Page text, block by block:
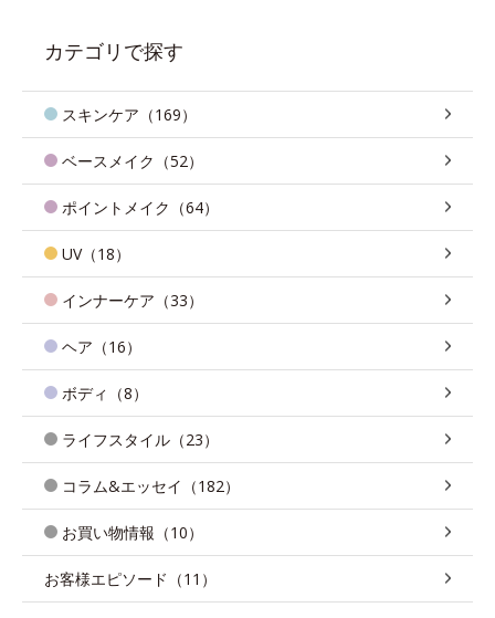
カテゴリで探す
スキンケア（169）
ベースメイク（52）
ポイントメイク（64）
UV（18）
インナーケア（33）
ヘア（16）
ボディ（8）
ライフスタイル（23）
コラム&エッセイ（182）
お買い物情報（10）
お客様エピソード（11）